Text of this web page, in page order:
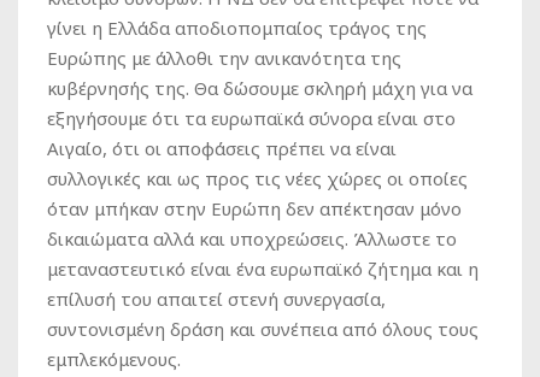
γίνει η Ελλάδα αποδιοπομπαίος τράγος της
Ευρώπης με άλλοθι την ανικανότητα της
κυβέρνησής της. Θα δώσουμε σκληρή μάχη για να
εξηγήσουμε ότι τα ευρωπαϊκά σύνορα είναι στο
Αιγαίο, ότι οι αποφάσεις πρέπει να είναι
συλλογικές και ως προς τις νέες χώρες οι οποίες
όταν μπήκαν στην Ευρώπη δεν απέκτησαν μόνο
δικαιώματα αλλά και υποχρεώσεις. Άλλωστε το
μεταναστευτικό είναι ένα ευρωπαϊκό ζήτημα και η
επίλυσή του απαιτεί στενή συνεργασία,
συντονισμένη δράση και συνέπεια από όλους τους
εμπλεκόμενους.